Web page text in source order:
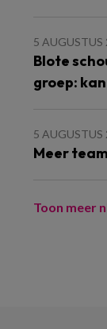
5 AUGUSTUS
Blote
groep:
5 AUGUSTUS
Meer
Toon meer